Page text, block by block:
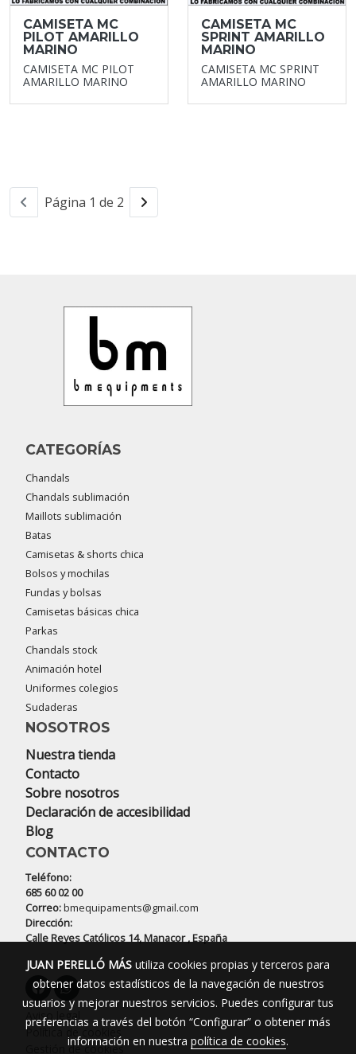
CAMISETA MC
PILOT AMARILLO
MARINO
CAMISETA MC PILOT
AMARILLO MARINO
CAMISETA MC
SPRINT AMARILLO
MARINO
CAMISETA MC SPRINT
AMARILLO MARINO
Página 1 de 2
CATEGORÍAS
Chandals
Chandals sublimación
Maillots sublimación
Batas
Camisetas & shorts chica
Bolsos y mochilas
Fundas y bolsas
Camisetas básicas chica
Parkas
Chandals stock
Animación hotel
Uniformes colegios
Sudaderas
NOSOTROS
Nuestra tienda
Contacto
Sobre nosotros
Declaración de accesibilidad
Blog
CONTACTO
Teléfono:
685 60 02 00
Correo:bmequipaments@gmail.com
Dirección:
Calle Reyes Católicos 14, Manacor , España
Aviso legal
Política de cookies
Gestión de cookies
JUAN PERELLÓ MÁS utiliza cookies propias y terceros para
obtener datos estadísticos de la navegación de nuestros
usuarios y mejorar nuestros servicios. Puedes configurar tus
preferencias a través del botón “Configurar” o obtener más
información en nuestra política de cookies.